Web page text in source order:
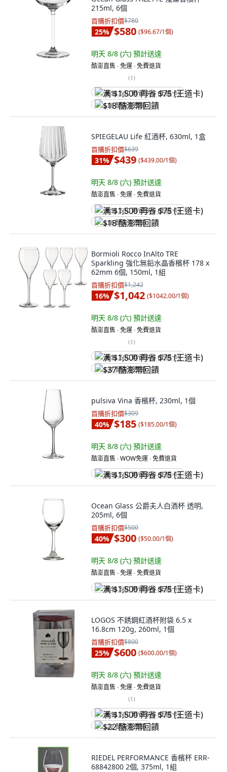
215ml, 6個
首購折扣價$780
25% $580 ($96.67/1個)
明天 8/8 (六) 預計送達
酷澎直售 ∙ 免運 ∙ 免費退貨
(1)
满 $1,500 再省 $75 (王道卡)
$18 酷澎幣回饋
SPIEGELAU Life 紅酒杯, 630ml, 1盒
首購折扣價$639
31% $439 ($439.00/1個)
明天 8/8 (六) 預計送達
酷澎直售 ∙ 免運 ∙ 免費退貨
满 $1,500 再省 $75 (王道卡)
$18 酷澎幣回饋
Bormioli Rocco InAlto TRE
Sparkling 強化無鉛水晶香檳杯 178 x
62mm 6個, 150ml, 1組
首購折扣價$1,242
16% $1,042 ($1042.00/1個)
明天 8/8 (六) 預計送達
酷澎直售 ∙ 免運 ∙ 免費退貨
(1)
满 $1,500 再省 $75 (王道卡)
$37 酷澎幣回饋
pulsiva Vina 香檳杯, 230ml, 1個
首購折扣價$309
40% $185 ($185.00/1個)
明天 8/8 (六) 預計送達
酷澎直售 ∙ WOW免運 ∙ 免費退貨
满 $1,500 再省 $75 (王道卡)
Ocean Glass 公爵夫人白酒杯 透明,
205ml, 6個
首購折扣價$500
40% $300 ($50.00/1個)
明天 8/8 (六) 預計送達
酷澎直售 ∙ 免運 ∙ 免費退貨
满 $1,500 再省 $75 (王道卡)
LOGOS 不銹鋼紅酒杯附袋 6.5 x
16.8cm 120g, 260ml, 1個
首購折扣價$800
25% $600 ($600.00/1個)
明天 8/8 (六) 預計送達
酷澎直售 ∙ 免運 ∙ 免費退貨
(1)
满 $1,500 再省 $75 (王道卡)
$22 酷澎幣回饋
RIEDEL PERFORMANCE 香檳杯 ERR-
68842800 2個, 375ml, 1組